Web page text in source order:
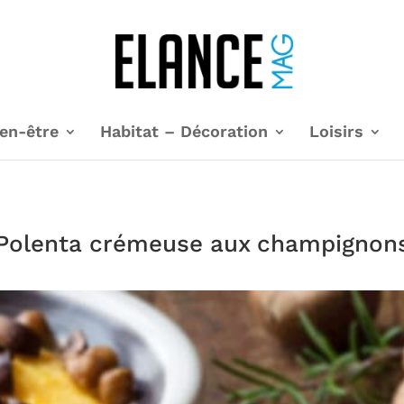
être Habitat – Décoration Loisirs
crémeuse aux